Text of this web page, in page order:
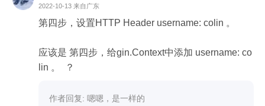
2022-10-13 来自广东
第四步，设置HTTP Header username: colin 。
应该是 第四步，给gin.Context中添加 username: co
作者回复: 嗯嗯，是一样的